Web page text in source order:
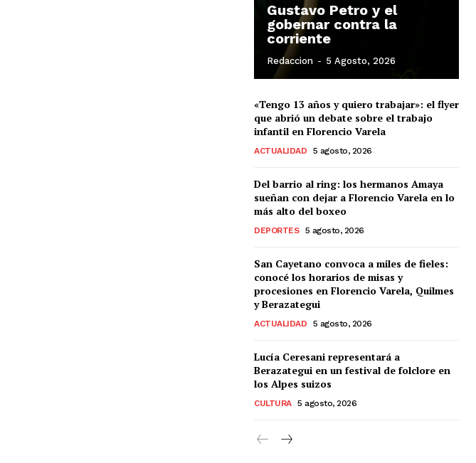
Gustavo Petro y el
gobernar contra la
corriente
Redaccion - 5 Agosto, 2026
«Tengo 13 años y quiero trabajar»: el flyer
que abrió un debate sobre el trabajo
infantil en Florencio Varela
ACTUALIDAD 5 agosto, 2026
Del barrio al ring: los hermanos Amaya
sueñan con dejar a Florencio Varela en lo
más alto del boxeo
DEPORTES 5 agosto, 2026
San Cayetano convoca a miles de fieles:
conocé los horarios de misas y
procesiones en Florencio Varela, Quilmes
y Berazategui
ACTUALIDAD 5 agosto, 2026
Lucía Ceresani representará a
Berazategui en un festival de folclore en
los Alpes suizos
CULTURA 5 agosto, 2026